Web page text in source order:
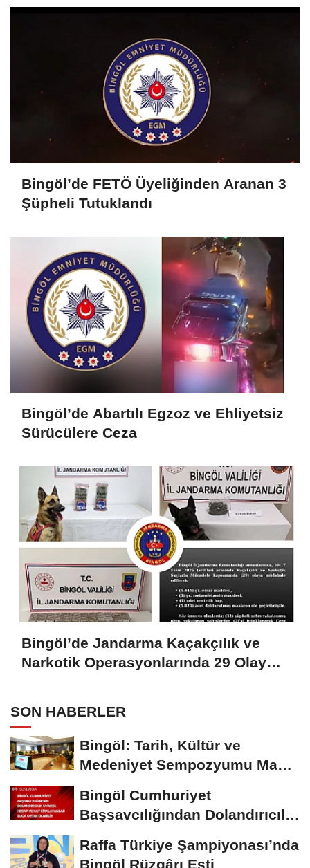
Bingöl’de FETÖ Üyeliğinden Aranan 3
Şüpheli Tutuklandı
Bingöl’de Abartılı Egzoz ve Ehliyetsiz
Sürücülere Ceza
Bingöl’de Jandarma Kaçakçılık ve
Narkotik Operasyonlarında 29 Olaya
SON HABERLER
Bingöl: Tarih, Kültür ve
Medeniyet Sempozyumu Mayıs
Bingöl Cumhuriyet
Başsavcılığından Dolandırıcılık
Raffa Türkiye Şampiyonası’nda
Bingöl Rüzgârı Esti